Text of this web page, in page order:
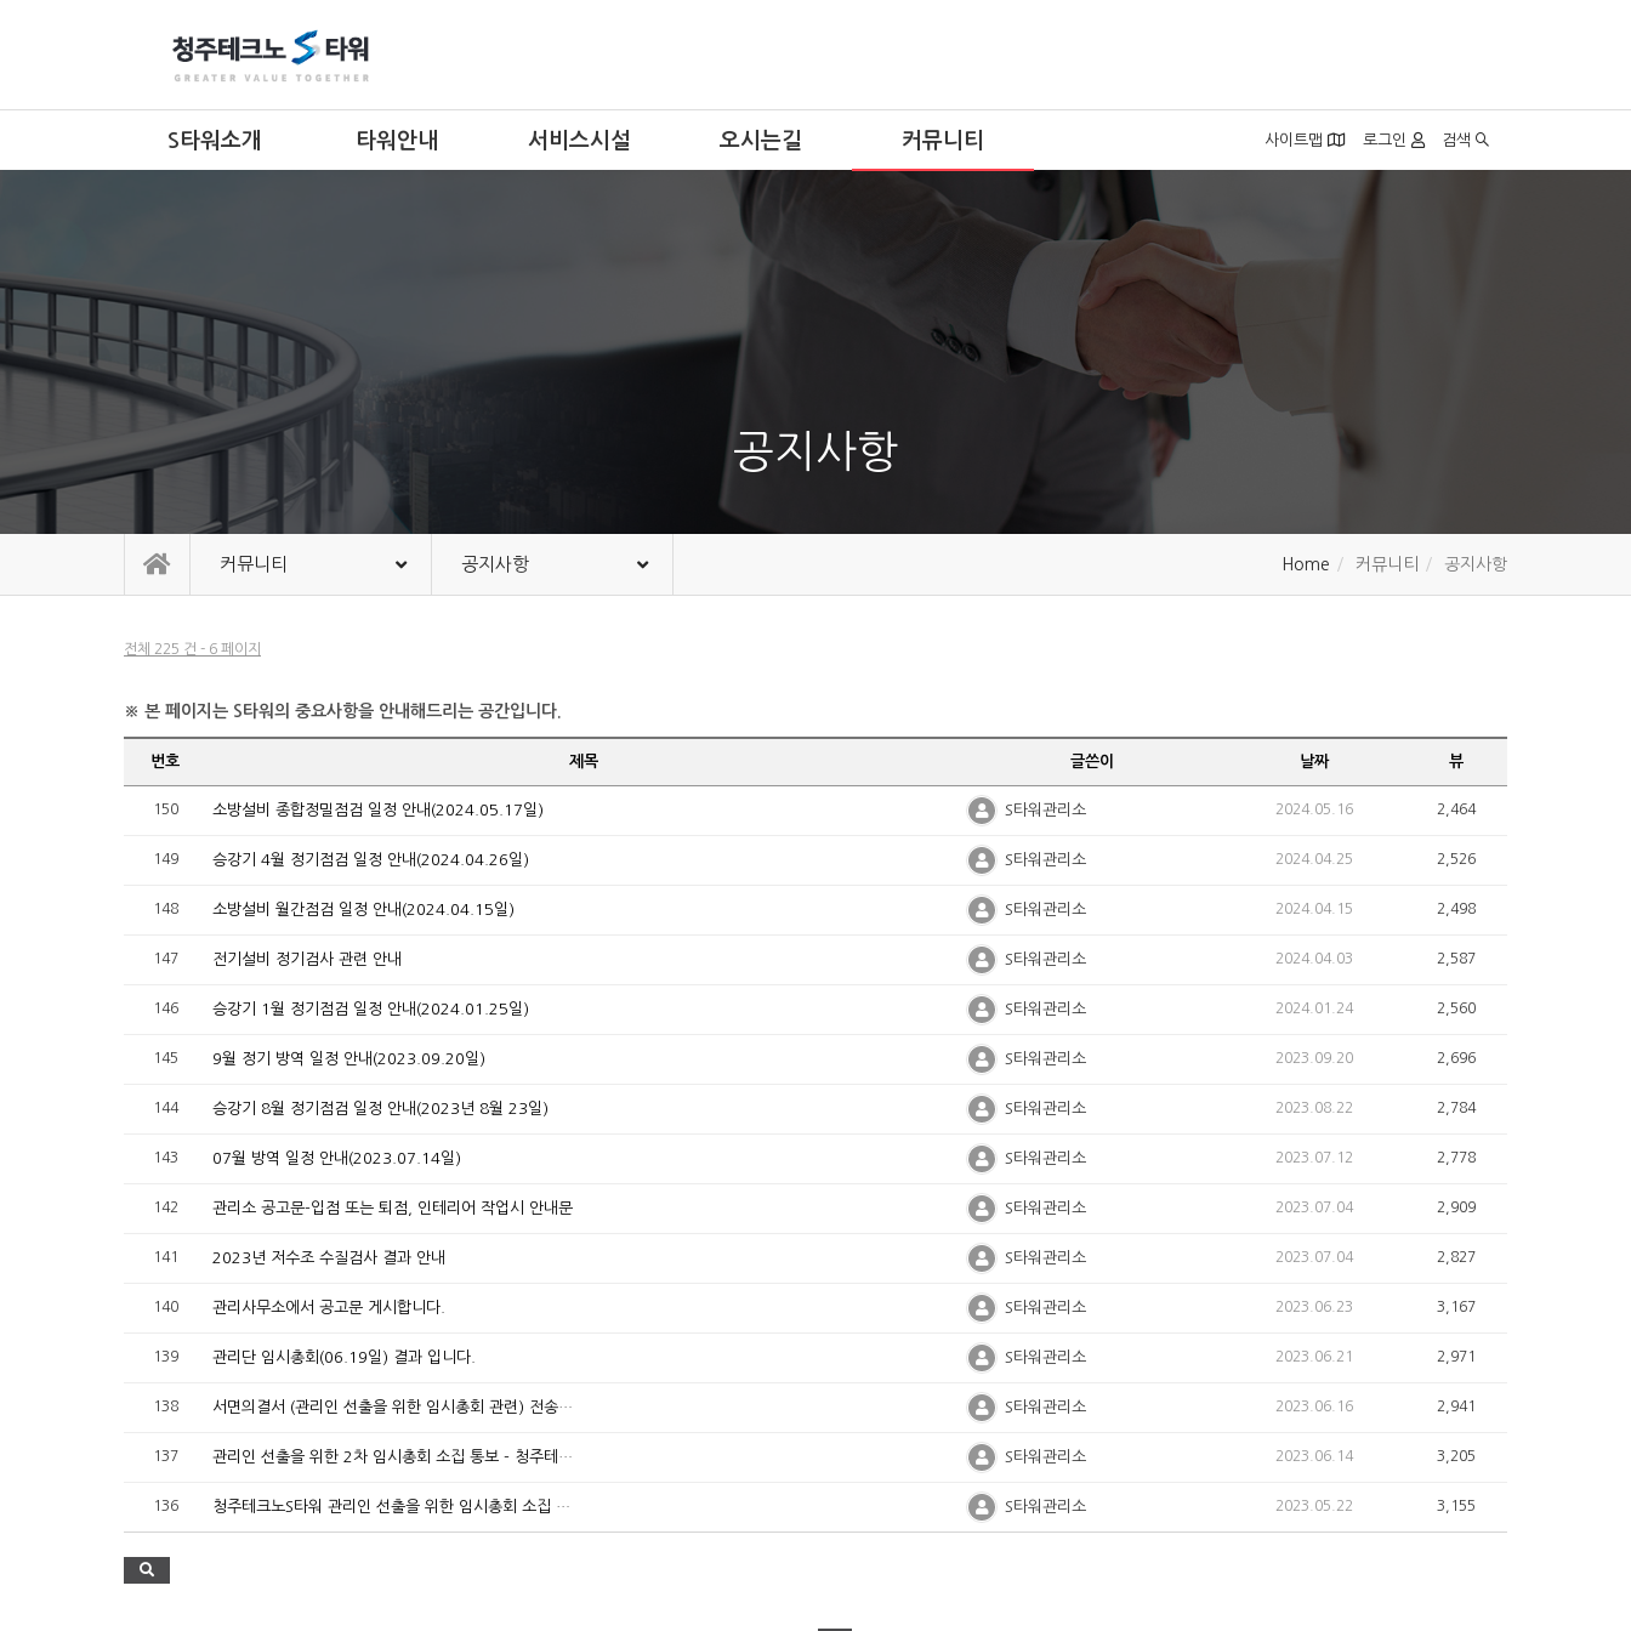
S타워소개 타워안내 서비스시설 오시는길 커뮤니티
공지사항
사이트맵 로그인 검색
공지사항
커뮤니티 공지사항 Home 커뮤니티 공지사항
전체 225 건 - 6 페이지
※ 본 페이지는 S타워의 중요사항을 안내해드리는 공간입니다.
번호 제목 글쓴이 날짜 뷰
150 소방설비 종합정밀점검 일정 안내(2024.05.17일) S타워관리소 2024.05.16 2,464
149 승강기 4월 정기점검 일정 안내(2024.04.26일) S타워관리소 2024.04.25 2,526
148 소방설비 월간점검 일정 안내(2024.04.15일) S타워관리소 2024.04.15 2,498
147 전기설비 정기검사 관련 안내 S타워관리소 2024.04.03 2,587
146 승강기 1월 정기점검 일정 안내(2024.01.25일) S타워관리소 2024.01.24 2,560
145 9월 정기 방역 일정 안내(2023.09.20일) S타워관리소 2023.09.20 2,696
144 승강기 8월 정기점검 일정 안내(2023년 8월 23일) S타워관리소 2023.08.22 2,784
143 07월 방역 일정 안내(2023.07.14일) S타워관리소 2023.07.12 2,778
142 관리소 공고문-입점 또는 퇴점, 인테리어 작업시 안내문 S타워관리소 2023.07.04 2,909
141 2023년 저수조 수질검사 결과 안내 S타워관리소 2023.07.04 2,827
140 관리사무소에서 공고문 게시합니다. S타워관리소 2023.06.23 3,167
139 관리단 임시총회(06.19일) 결과 입니다. S타워관리소 2023.06.21 2,971
138 서면의결서 (관리인 선출을 위한 임시총회 관련) 전송해 드립니다 - 청주테크노S타워 구분소유자 협의회 S타워관리소 2023.06.16 2,941
137 관리인 선출을 위한 2차 임시총회 소집 통보 - 청주테크노S타워 구분소유자 협의회 - S타워관리소 2023.06.14 3,205
136 청주테크노S타워 관리인 선출을 위한 임시총회 소집 통보문 -청주테크노S타워 구분소유자 협의회 S타워관리소 2023.05.22 3,155